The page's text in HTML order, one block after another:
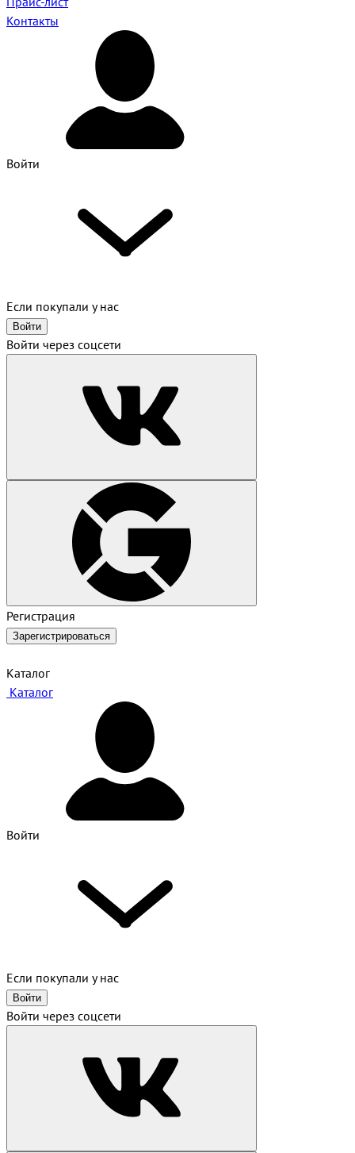
Контакты
Войти
Если покупали у нас
Войти
Войти через соцсети
Регистрация
Зарегистрироваться
Каталог
Каталог
Войти
Если покупали у нас
Войти
Войти через соцсети